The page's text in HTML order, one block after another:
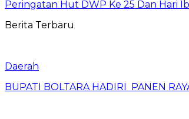
Peringatan Hut DWP Ke 25 Dan Hari
Berita Terbaru
Daerah
BUPATI BOLTARA HADIRI PANEN